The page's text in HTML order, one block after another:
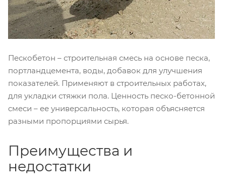
Пескобетон – строительная смесь на основе песка,
портландцемента, воды, добавок для улучшения
показателей. Применяют в строительных работах,
для укладки стяжки пола. Ценность песко-бетонной
смеси – ее универсальность, которая объясняется
разными пропорциями сырья.
Преимущества и
недостатки